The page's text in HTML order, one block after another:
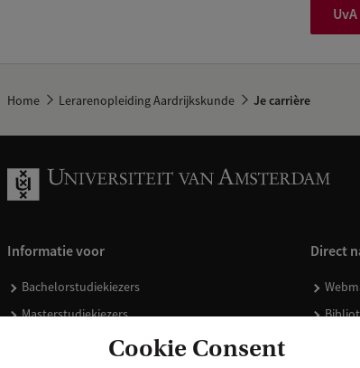
Home Lerarenopleiding Aardrijkskunde Je carrière
Informatie voor
Bachelorstudiekiezers
Masterstudiekiezers
Direct
Cookie Consent